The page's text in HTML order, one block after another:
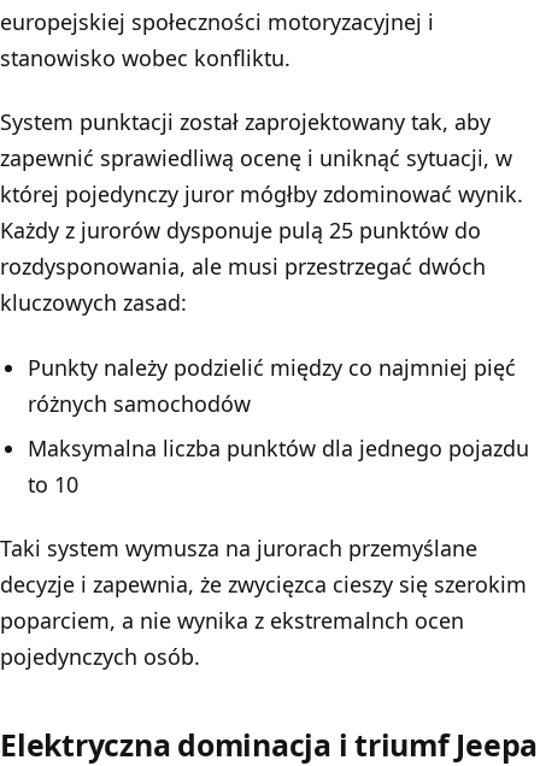
europejskiej społeczności motoryzacyjnej i
stanowisko wobec konfliktu.
System punktacji został zaprojektowany tak, aby
zapewnić sprawiedliwą ocenę i uniknąć sytuacji, w
której pojedynczy juror mógłby zdominować wynik.
Każdy z jurorów dysponuje pulą 25 punktów do
rozdysponowania, ale musi przestrzegać dwóch
kluczowych zasad:
Punkty należy podzielić między co najmniej pięć
różnych samochodów
Maksymalna liczba punktów dla jednego pojazdu
to 10
Taki system wymusza na jurorach przemyślane
decyzje i zapewnia, że zwycięzca cieszy się szerokim
poparciem, a nie wynika z ekstremalnch ocen
pojedynczych osób.
Elektryczna dominacja i triumf Jeepa